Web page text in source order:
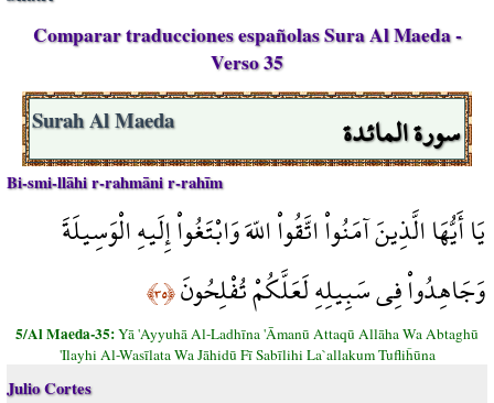
Comparar traducciones españolas Sura Al Maeda -
Verso 35
سورة المائدة Surah Al Maeda
Bi-smi-llāhi r-rahmāni r-rahīm
يَا أَيُّهَا الَّذِينَ آمَنُواْ اتَّقُواْ اللّهَ وَابْتَغُواْ إِلَيهِ الْوَسِيلَةَ
وَجَاهِدُواْ فِي سَبِيلِهِ لَعَلَّكُمْ تُفْلِحُونَ﴿٣٥﴾
5/Al Maeda-35:Yā 'Ayyuhā Al-Ladhīna 'Āmanū Attaqū Allāha Wa Abtaghū
'Ilayhi Al-Wasīlata Wa Jāhidū Fī Sabīlihi La`allakum Tufliĥūna
Julio Cortes